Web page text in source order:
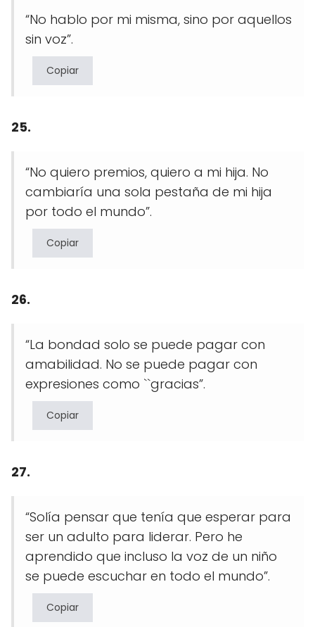
“No hablo por mi misma, sino por aquellos
sin voz”.
Copiar
25.
“No quiero premios, quiero a mi hija. No
cambiaría una sola pestaña de mi hija
por todo el mundo”.
Copiar
26.
“La bondad solo se puede pagar con
amabilidad. No se puede pagar con
expresiones como ``gracias”.
Copiar
27.
“Solía ​​pensar que tenía que esperar para
ser un adulto para liderar. Pero he
aprendido que incluso la voz de un niño
se puede escuchar en todo el mundo”.
Copiar